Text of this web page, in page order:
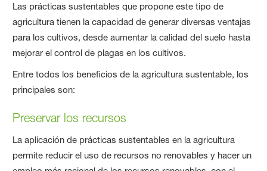
Las prácticas sustentables que propone este tipo de
agricultura tienen la capacidad de generar diversas ventajas
para los cultivos, desde aumentar la calidad del suelo hasta
mejorar el control de plagas en los cultivos.
Entre todos los beneficios de la agricultura sustentable, los
principales son:
Preservar los recursos
La aplicación de prácticas sustentables en la agricultura
permite reducir el uso de recursos no renovables y hacer un